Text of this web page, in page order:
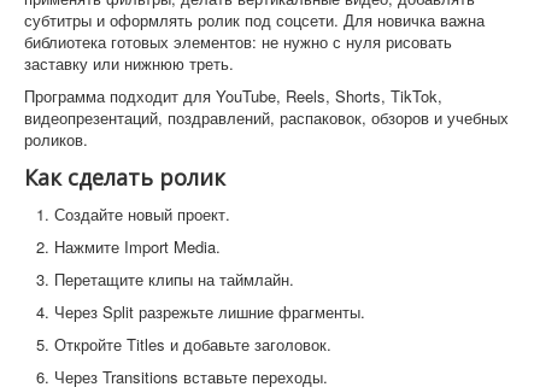
субтитры и оформлять ролик под соцсети. Для новичка важна
библиотека готовых элементов: не нужно с нуля рисовать
заставку или нижнюю треть.
Программа подходит для YouTube, Reels, Shorts, TikTok,
видеопрезентаций, поздравлений, распаковок, обзоров и учебных
роликов.
Как сделать ролик
Создайте новый проект.
Нажмите Import Media.
Перетащите клипы на таймлайн.
Через Split разрежьте лишние фрагменты.
Откройте Titles и добавьте заголовок.
Через Transitions вставьте переходы.